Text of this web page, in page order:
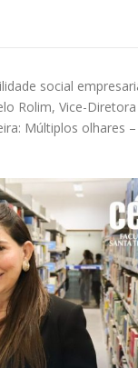
social
Rolim, Vice-
Múltiplos olhares